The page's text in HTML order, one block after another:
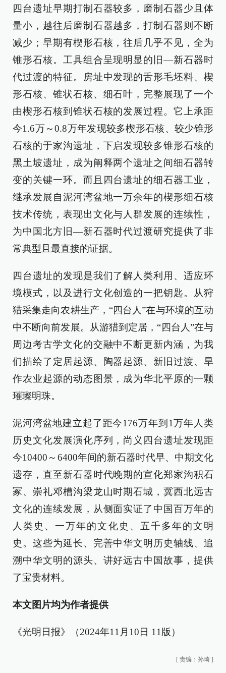
四台遗址早期打制石器较多，磨制石器少且体
量小，越往后磨制石器越多，打制石器则不断
减少；早期有楔形石核，往后几乎不见，全为
锥形石核。工具组合呈现明显的旧—新石器时
代过渡的特征。房址中发现的舌形毛坯料、楔
形石核、锥状石核、细石叶，完整展现了一个
由楔形石核到锥状石核的发展过程。它上承距
今1.6万～0.8万年发现较多楔形石核、较少锥形
石核的于家沟遗址，下启发现较多锥形石核的
黑土坡遗址，成为阐释两个遗址之间细石器转
变的关键一环。而且四台遗址的细石器工业，
继承发展自泥河湾盆地一万余年的楔形细石核
技术传统，表现出文化与人群发展的连续性，
为中国北方旧—新石器时代过渡研究提供了非
常典型且最直接的证据。
四台遗址的发现是我们了解人类利用、适应环
境模式，以及进行文化创造的一把钥匙。从狩
猎采集走向农耕生产，“四台人”在与环境的互动
中不断向前发展。从游猎到定居，“四台人”在与
周边考古学文化的交融中不断更新内涵，为我
们描绘了定居起源、陶器起源、新旧过渡、旱
作农业起源的动态图景，成为华北平原的一颗
璀璨明珠。
泥河湾盆地建立起了距今176万年到1万年人类
历史文化发展演化序列，尚义四台遗址发现距
今10400～6400年间的新石器时代早、中期文化
遗存，直至新石器时代晚期的宣化郑家沟积石
冢、崇礼邓槽沟梁龙山时期石城，冀西北远古
文化的连续发展，从侧面实证了中国百万年的
人类史、一万年的文化史、五千多年的文明
史。这些为延长、完善中华文明历史轴线、追
溯中华文明的源头、讲好远古中国故事，提供
了宝贵材料。
本文图片均为作者提供
《光明日报》（2024年11月10日 11版）
[ 责编：孙琦 ]